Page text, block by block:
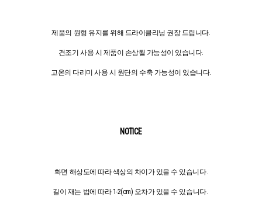
제품의 원형 유지를 위해 드라이클리닝 권장 드립니다.
건조기 사용 시 제품이 손상될 가능성이 있습니다.
고온의 다리미 사용 시 원단의 수축 가능성이 있습니다.
NOTICE
화면 해상도에 따라 색상의 차이가 있을 수 있습니다.
길이 재는 법에 따라 1-2(cm) 오차가 있을 수 있습니다.